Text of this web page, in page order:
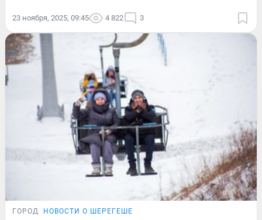
23 ноября, 2025, 09:45 4 822 3
ГОРОД НОВОСТИ О ШЕРЕГЕШЕ